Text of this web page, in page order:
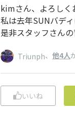
kimさん、よろしく
私は去年SUNバデ
是非スタッフさん
Triunph、 他4人
いいね